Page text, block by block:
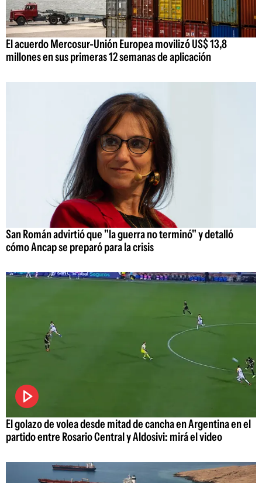
El acuerdo Mercosur-Unión Europea movilizó US$ 13,8
millones en sus primeras 12 semanas de aplicación
San Román advirtió que "la guerra no terminó" y detalló
cómo Ancap se preparó para la crisis
El golazo de volea desde mitad de cancha en Argentina en el
partido entre Rosario Central y Aldosivi: mirá el video